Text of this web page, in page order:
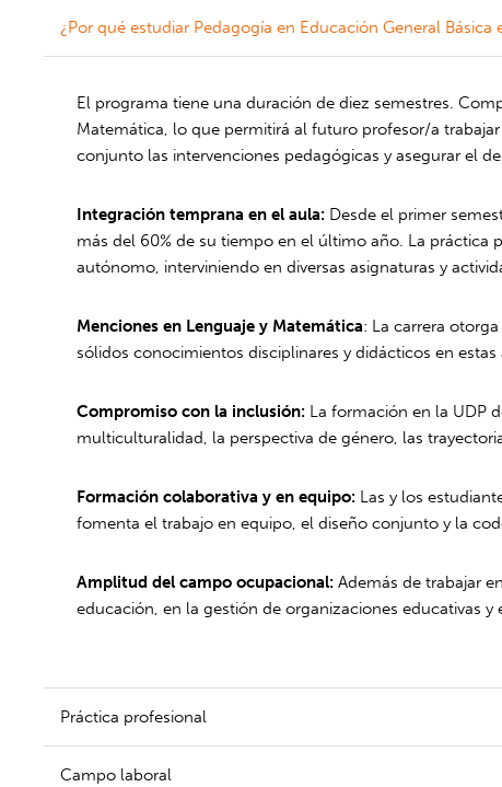
¿Por qué estudiar Pedagogía en Educación General Básica
El programa tiene una duración de diez semestres.
Matemática, lo que permitirá al futuro profesor/a
conjunto las intervenciones pedagógicas y asegurar el
Integración temprana en el aula: Desde el primer
más del 60% de su tiempo en el último año. La
autónomo, interviniendo en diversas asignaturas y
Menciones en Lenguaje y Matemática: La carrera
sólidos conocimientos disciplinares y didácticos en estas
Compromiso con la inclusión: La formación en la UDP
multiculturalidad, la perspectiva de género, las
Formación colaborativa y en equipo: Las y los
fomenta el trabajo en equipo, el diseño conjunto y la
Amplitud del campo ocupacional: Además de trabajar
educación, en la gestión de organizaciones educativas
Práctica profesional
Campo laboral